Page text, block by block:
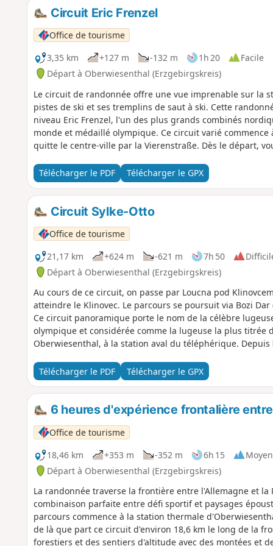
paysage s'offrent régulièrement au regard. Des aires de
constitue un point d’intérêt particulier. Quelques mètres
Circuit Eric Frenzel
Office de tourisme
3,35 km
+127 m -132 m 1h 20
Facile
Départ à Oberwiesenthal (Erzgebirgskreis)
Le circuit de randonnée offre une vue imprenable sur la
pistes de ski et ses tremplins de saut à ski. Cette
niveau Eric Frenzel, l'un des plus grands combinés
monde et médaillé olympique. Ce circuit varié
quitte le centre-ville par la Vierenstraße. Dès le départ,
vous rejoindrez la cabane Eschenhof, puis passerez sous
sauvage et romantique de Schönjungferngrund, avec ses
L'itinéraire passe ensuite devant les célèbres tremplins
centre de sports d'hiver. Le circuit se termine dans le
de restauration, et à la station inférieure du téléphérique
Télécharger le PDF Télécharger le GPX
Circuit Sylke-Otto
Office de tourisme
21,17 km
+624 m -621 m 7h 50
Départ à Oberwiesenthal (Erzgebirgskreis)
Au cours de ce circuit, on passe par Loucna pod
atteindre le Klinovec. Le parcours se poursuit via Bozi
Ce circuit panoramique porte le nom de la célèbre
olympique et considérée comme la lugeuse la plus titrée
Oberwiesenthal, à la station aval du téléphérique.
belles vues sur Oberwiesenthal et les monts Métallifères.
Wirbelsteine, un point de vue qui vaut le détour. Le
plus haut sommet des monts Métallifères de Bohême,
redescend ensuite vers Boží Dar avant de revenir en
impressionnante avant que le chemin ne ramène à
Télécharger le PDF Télécharger le GPX
6 heures d'expérience frontalière
Office de tourisme
18,46 km
+353 m -352 m 6h 15
Départ à Oberwiesenthal (Erzgebirgskreis)
La randonnée traverse la frontière entre l'Allemagne et
combinaison parfaite entre défi sportif et paysages
parcours commence à la station thermale
de là que part ce circuit d'environ 18,6 km le long de la
forestiers et des sentiers d'altitude avec des montées et